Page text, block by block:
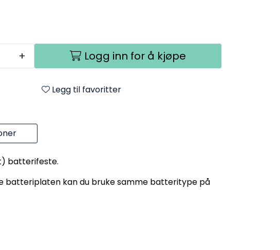
+ Logg inn for å kjøpe
Legg til favoritter
batterifeste.
batteriplaten kan du bruke samme batteritype på